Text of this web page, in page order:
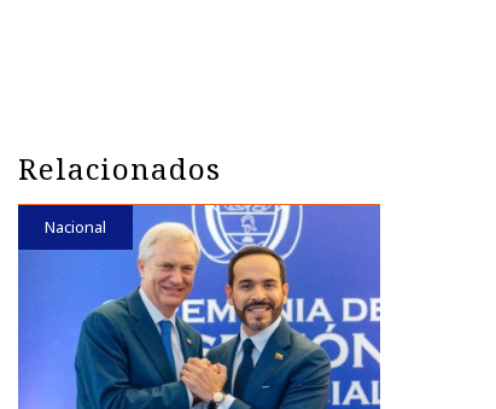
Relacionados
Nacional